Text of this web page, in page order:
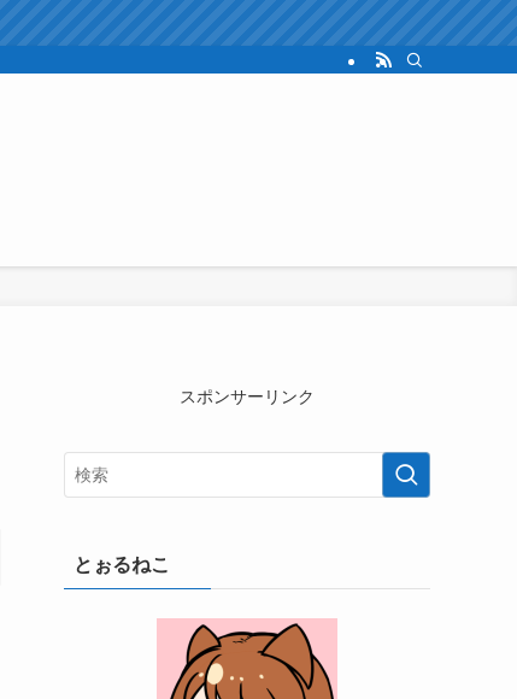
スポンサーリンク
とぉるねこ